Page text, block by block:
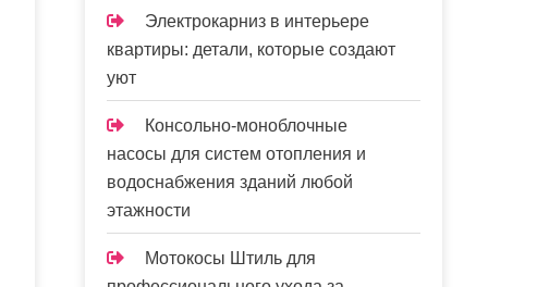
Электрокарниз в интерьере
квартиры: детали, которые создают
уют
Консольно-моноблочные
насосы для систем отопления и
водоснабжения зданий любой
этажности
Мотокосы Штиль для